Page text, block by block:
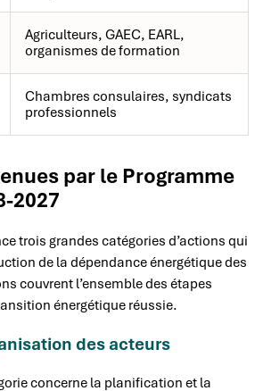
Agriculteurs, GAEC, EARL,
organismes de formation
Chambres consulaires, syndicats
professionnels
par le Programme
2027
trois grandes catégories d’actions qui
de la dépendance énergétique des
couvrent l’ensemble des étapes
énergétique réussie.
des acteurs
concerne la planification et la